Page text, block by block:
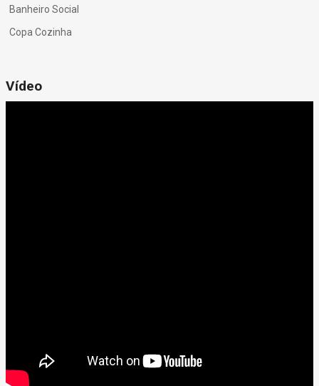
Banheiro Social
Copa Cozinha
Vídeo